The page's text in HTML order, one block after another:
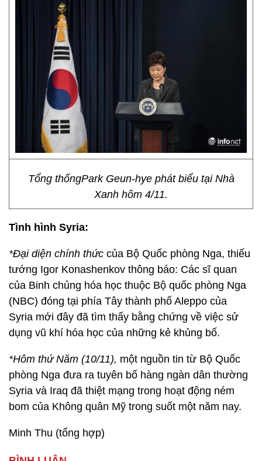
Tổng thốngPark Geun-hye phát biểu tại Nhà
Xanh hôm 4/11.
Tình hình Syria:
*Đại diện chính thức của Bộ Quốc phòng Nga, thiếu
tướng Igor Konashenkov thông báo: Các sĩ quan
của Binh chủng hóa học thuộc Bộ quốc phòng Nga
(NBC) đóng tại phía Tây thành phố Aleppo của
Syria mới đây đã tìm thấy bằng chứng về việc sử
dụng vũ khí hóa học của những kẻ khủng bố.
*Hôm thứ Năm (10/11), một nguồn tin từ Bộ Quốc
phòng Nga đưa ra tuyên bố hàng ngàn dân thường
Syria và Iraq đã thiệt mạng trong hoạt động ném
bom của Không quân Mỹ trong suốt một năm nay.
Minh Thu (tổng hợp)